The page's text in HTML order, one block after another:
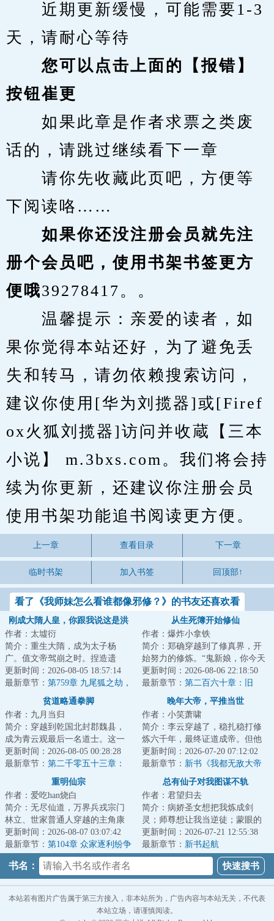
近期更新缓慢，可能需要1-3
天，请耐心等待
您可以点击上面的【报错】
按钮崔更
如果此章是作者求票之类废
话的，请跳过继续看下一章
请你先收藏此页吧，方便等
下阅读咯……
如果你还没注册会员就先注
册个会员吧，使用书架书签更方
便哦39278417。。
温馨提示：亲爱的读者，如
果你觉得本站还好，为了避免丢
失和转马，请勿依赖搜索访问，
建议你使用[华为刘揽器]或[Firef
ox火狐刘揽器]访问并收蔵【三本
小说】 m.3bxs.com。我们将会持
续为你更新，还建议你注册会员
使用书架功能追书阅读更方便。
上一章 查看目录 下一章
临时书架 加入书签 回顶部↑
看了《我师妹怎么看谁都像邪修？》的书友还喜欢看
刚成大隋人皇，你跟我说这是洪
作者：太墟衍
简介：重生大隋，成为太子杨
广。值文帝驾崩之时。捏造遗
诏，灵前登基，成为二世隋皇。
只是杨广发现这个大...
更新时间：2026-08-05 18:57:14
最新章节： 第759章 九尾狐之劫，
大隋府卫军出动，上古九州再
从生死簿开始修仙
作者：爆炸小拿铁
简介：郑确穿越到了修真界，开
始努力的修炼。“鬼新娘，你今天
怎么什么都没做？”“灵石矿脉挖了
吗？”“...
更新时间：2026-08-06 22:18:50
最新章节： 第二百六十章：旧
事。（第二更！）
贫道略通拳脚
作者：九月当归
简介：穿越到乾国北封郡魏县，
成为青云观最后一名道士。这一
脉的道术有些难练，李言初只想
打坐炼丹，早日...
更新时间：2026-08-05 00:28:28
最新章节： 第二千零五十三章：
晚年大帝，平推当世
作者：小笑萧啸
简介：李云穿越了，稳扎稳打修
炼六千年，最终证道成帝。但他
是一个很平庸的大帝。平不掉禁
区，打不穿仙域...
更新时间：2026-07-20 07:12:02
最新章节： 新书《我都无敌大帝
了，还要短板补强？》
重明仙宗
作者：爱吃han烧白
简介：无尽仙道，万界兵戎宗门
林立、世家普通人穿越的主角康
大宝，在师父身殁后继承了掌门
之位。背负着宗...
更新时间：2026-08-07 03:07:42
最新章节： 第104章 众家逐利纷争
起、久养灵葩寻掌门
总有仙子对我图谋不轨
作者：君望归去
简介：病娇圣女想把我炼成剑
灵；师尊想让我当逆徒；蒙眼的
剑仙师姐想让我当奴隶；青丘的
狐狸精馋我的身子...
更新时间：2026-07-21 12:55:38
最新章节： 新书起航
书名：
本站若有图片广告属于第三方接入，非本站所为，广告内容与本站无关，不代表
本站立场，请谨慎阅读。